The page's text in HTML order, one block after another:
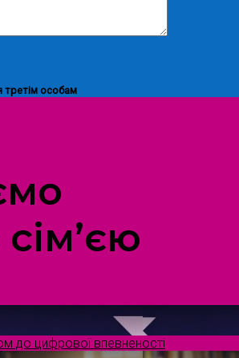
третім особам
до цифрової впевненості